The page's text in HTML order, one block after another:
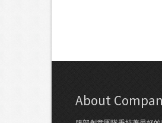
About